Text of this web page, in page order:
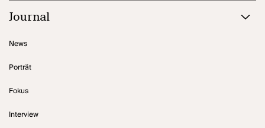
Journal
News
Porträt
Fokus
Interview